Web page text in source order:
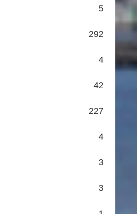
5
292
4
42
227
4
3
3